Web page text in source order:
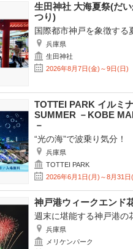
生田神社 大海夏祭(だ
つり)
国際都市神戸を象徴する
兵庫県
生田神社
2026年8月7日(金)～9日(日)
TOTTEI PARK イルミ
SUMMER －KOBE
－
“光の海”で波乗り気分！
兵庫県
TOTTEI PARK
2026年6月1日(月)～8月31日
神戸港ウィークエンド
週末に堪能する神戸港の
兵庫県
メリケンパーク